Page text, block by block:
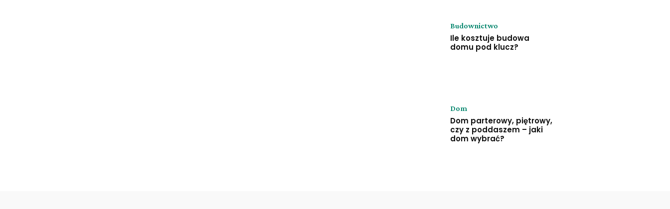
Budownictwo
Ile kosztuje budowa
domu pod klucz?
Dom
Dom parterowy, piętrowy,
czy z poddaszem – jaki
dom wybrać?